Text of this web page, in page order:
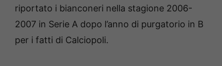
riportato i bianconeri nella stagione 2006-
2007 in Serie A dopo l’anno di purgatorio in B
per i fatti di Calciopoli.